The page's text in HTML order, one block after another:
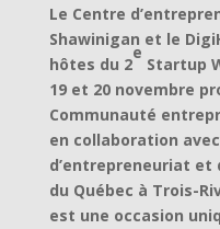
Le Centre
Shawinigan et le
hôtes du 2
e
Startup
19 et 20 novembre
Communauté
en collaboration
d’entrepreneuriat et
du Québec à Trois-
est une occasion